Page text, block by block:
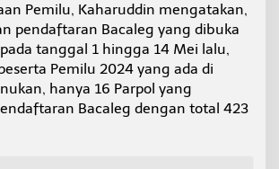
Pemilu, Kaharuddin mengatakan,
pendaftaran Bacaleg yang dibuka
tanggal 1 hingga 14 Mei lalu,
Pemilu 2024 yang ada di
hanya 16 Parpol yang
Bacaleg dengan total 423